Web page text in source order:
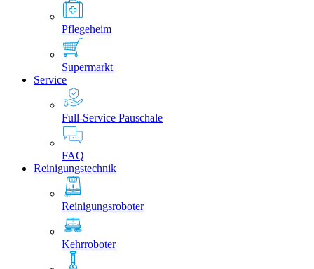
Pflegeheim
Supermarkt
Service
Full-Service Pauschale
FAQ
Reinigungstechnik
Reinigungsroboter
Kehrroboter